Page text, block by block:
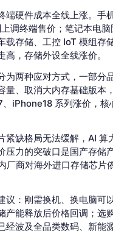
硬件成本全线上涨。手
调终端售价；笔记本电
载存储、工控 IoT 模组
，存储外设全线涨价。
为两种应对方式，一部
量、取消大内存基础版
iPhone18 系列涨价，
紧缺格局无法缓解，AI
压力的突破口是国产存储
厂商对海外进口存储芯
议：刚需换机、换电脑可
产能释放后价格回调；
经波及全品类数码、新